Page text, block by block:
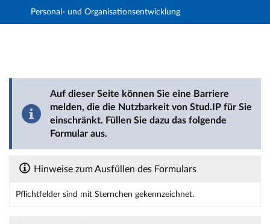
Hauptnavigation
Personal- und Organisationsentwicklung
Auf dieser Seite können Sie eine Barriere
melden, die die Nutzbarkeit von Stud.IP für Sie
einschränkt. Füllen Sie dazu das folgende
Formular aus.
Hinweise zum Ausfüllen des Formulars
Pflichtfelder sind mit Sternchen gekennzeichnet.